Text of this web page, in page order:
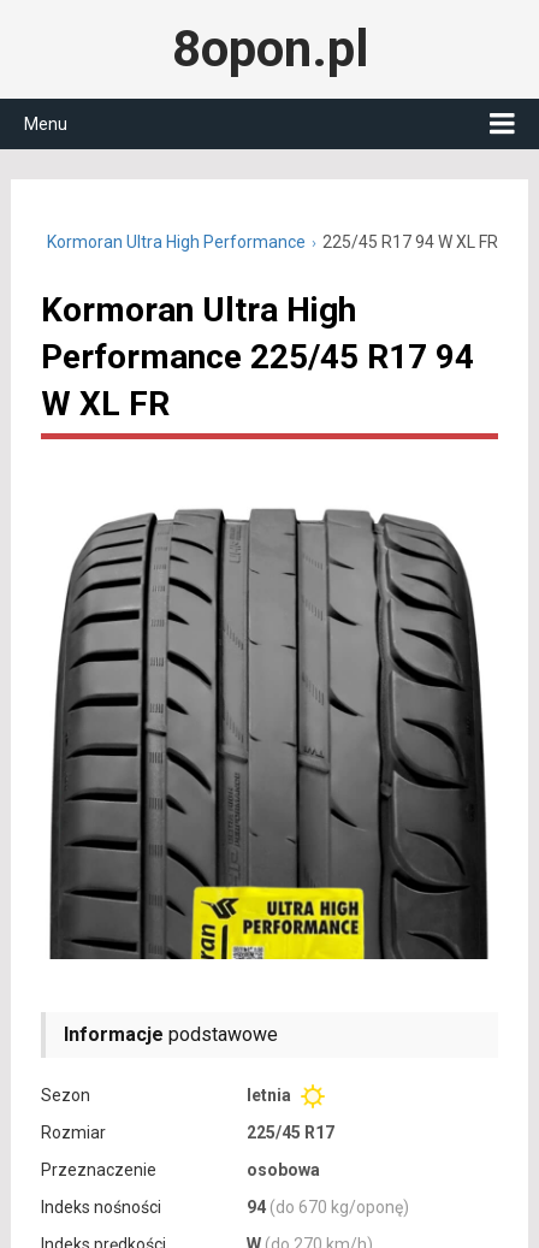
8opon.pl
Menu
Kormoran Ultra High Performance 225/45 R17 94 W XL FR
Kormoran Ultra High
Performance 225/45 R17 94
W XL FR
Informacje podstawowe
Sezon
letnia
Rozmiar
225/45 R17
Przeznaczenie
osobowa
Indeks nośności
94 (do 670 kg/oponę)